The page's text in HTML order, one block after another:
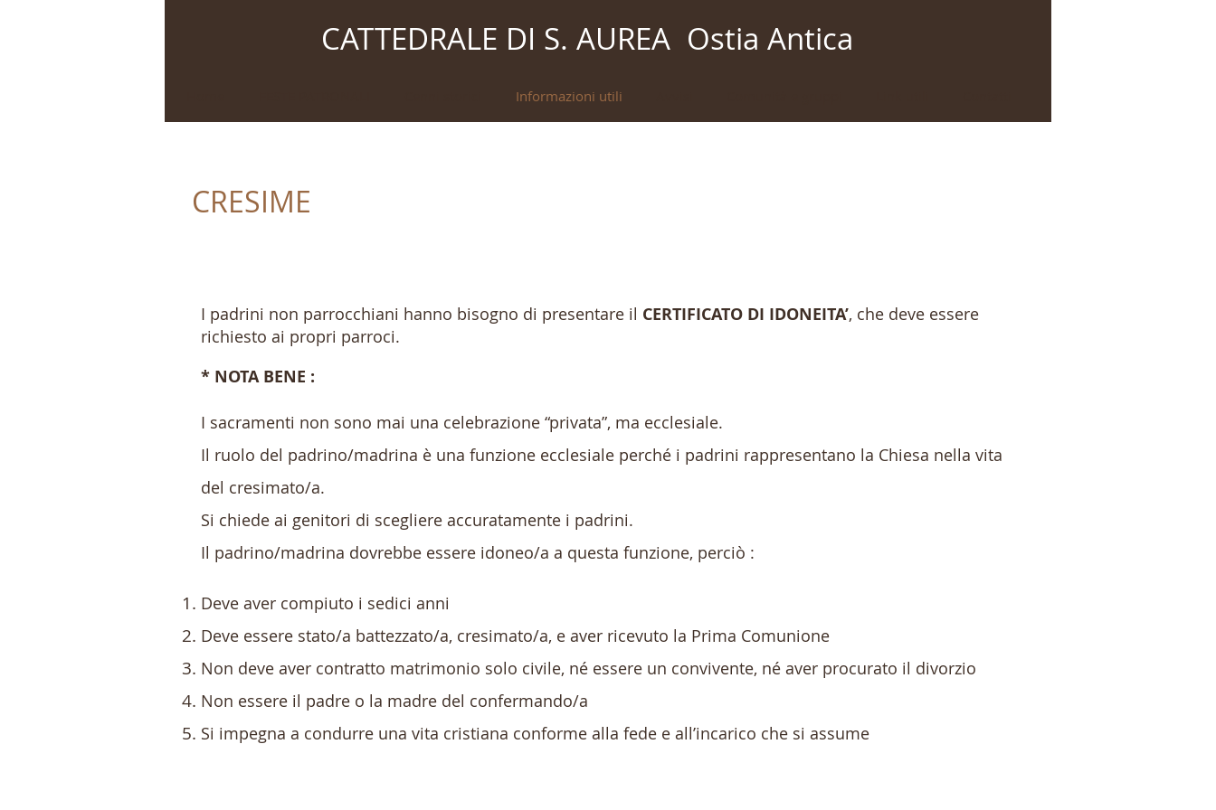
CATTEDRALE DI S. AUREA Ostia Antica
Informazioni utili
CRESIME
I padrini non parrocchiani hanno bisogno di presentare il CERTIFICATO DI IDONEITA’, che deve essere
richiesto ai propri parroci.
* NOTA BENE :
I sacramenti non sono mai una celebrazione “privata”, ma ecclesiale.
Il ruolo del padrino/madrina è una funzione ecclesiale perché i padrini rappresentano la Chiesa nella vita
del cresimato/a.
Si chiede ai genitori di scegliere accuratamente i padrini.
Il padrino/madrina dovrebbe essere idoneo/a a questa funzione, perciò :
Deve aver compiuto i sedici anni
Deve essere stato/a battezzato/a, cresimato/a, e aver ricevuto la Prima Comunione
Non deve aver contratto matrimonio solo civile, né essere un convivente, né aver procurato il divorzio
Non essere il padre o la madre del confermando/a
Si impegna a condurre una vita cristiana conforme alla fede e all’incarico che si assume